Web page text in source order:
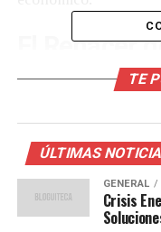
El Renacer
El sector turístico,
durante la pandemia.
las restricciones de
nivel mundial, los
masa a destinos
Islas Baleares.
TE
ÚLTIMAS
GENERAL
Crisis